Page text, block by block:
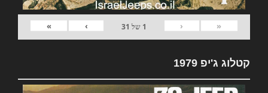
«
‹
1 של 31
›
»
קטלוג ג'יפ 1979